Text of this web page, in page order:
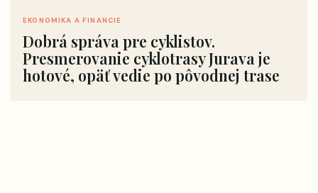
EKONOMIKA A FINANCIE
Dobrá správa pre cyklistov.
Presmerovanie cyklotrasy Jurava je
hotové, opäť vedie po pôvodnej trase